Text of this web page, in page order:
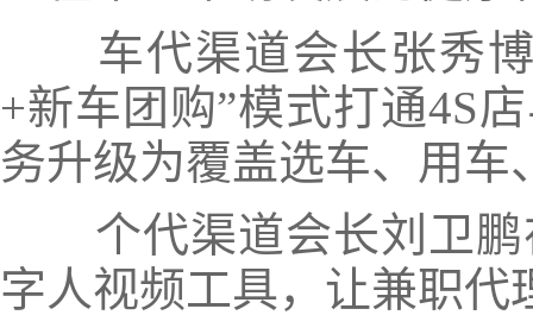
车代渠道会长张秀博
+新车团购”模式打通4S
务升级为覆盖选车、用
个代渠道会长刘卫鹏
字人视频工具，让兼职